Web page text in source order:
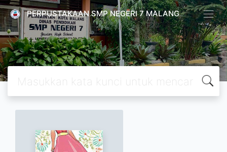
PERPUSTAKAAN SMP NEGERI 7 MALANG